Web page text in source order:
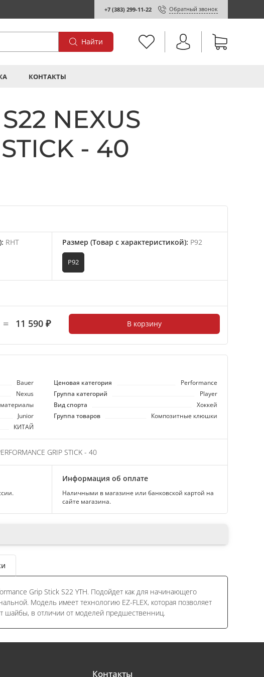
+7 (383) 299-11-22 Обратный звонок
Найти
КОНТАКТЫ
NEXUS
- 40
: RHT Размер (Товар с характеристикой): P92
P92
= 11 590 ₽ В корзину
Bauer Ценовая категория
Performance
Nexus Группа категорий
Player
Вид спорта
Хоккей
Junior Группа товаров
Композитные клюшки
КИТАЙ
GRIP STICK - 40
Информация об оплате
Наличными в магазине или банковской картой на
сайте магазина.
Grip Stick S22 YTH. Подойдет как для начинающего
Модель имеет технологию EZ-FLEX, которая позволяет
шайбы, в отличии от моделей предшественниц.
Контакты